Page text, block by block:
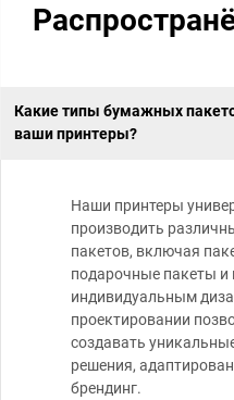
Какие типы бумажных
ваши принтеры?
Наши принтеры
производить
пакетов, включая
подарочные пакеты и
индивидуальным
проектировании
создавать
решения,
брендинг.